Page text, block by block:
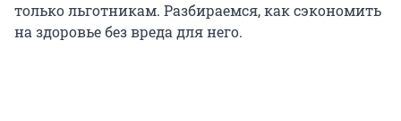
только льготникам. Разбираемся, как сэкономить
на здоровье без вреда для него.